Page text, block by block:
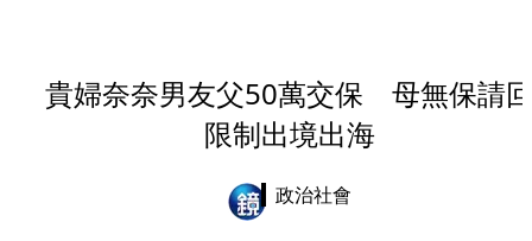
貴婦奈奈男友父50萬交保 母無保請
限制出境出海
政治社會